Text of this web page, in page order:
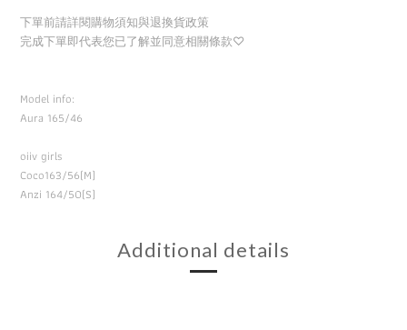
下單前請詳閱購物須知與退換貨政策
完成下單即代表您已了解並同意相關條款♡
Model info:
Aura 165/46
oiiv girls
Coco163/56(M)
Anzi 164/50(S)
Additional details